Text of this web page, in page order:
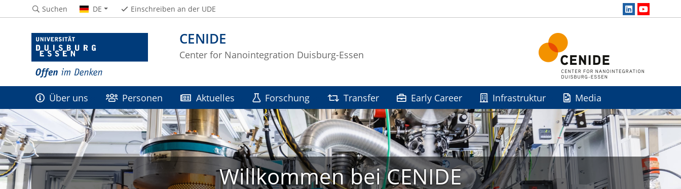
CENIDE
Center for Nanointegration Duisburg-Essen
Suchen DE Einschreiben an der UDE
Über uns Personen Aktuelles Forschung Transfer Early Career Infrastruktur Media
Willkommen bei CENIDE